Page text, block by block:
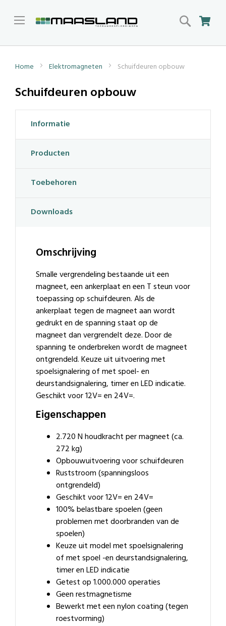
Search
Home Elektromagneten Schuifdeuren opbouw
Schuifdeuren opbouw
Informatie
Producten
Toebehoren
Downloads
Omschrijving
Smalle vergrendeling bestaande uit een
magneet, een ankerplaat en een T steun voor
toepassing op schuifdeuren. Als de
ankerplaat tegen de magneet aan wordt
gedrukt en de spanning staat op de
magneet dan vergrendelt deze. Door de
spanning te onderbreken wordt de magneet
ontgrendeld. Keuze uit uitvoering met
spoelsignalering of met spoel- en
deurstandsignalering, timer en LED indicatie.
Geschikt voor 12V= en 24V=.
Eigenschappen
2.720 N houdkracht per magneet (ca.
272 kg)
Opbouwuitvoering voor schuifdeuren
Ruststroom (spanningsloos
ontgrendeld)
Geschikt voor 12V= en 24V=
100% belastbare spoelen (geen
problemen met doorbranden van de
spoelen)
Keuze uit model met spoelsignalering
of met spoel -en deurstandsignalering,
timer en LED indicatie
Getest op 1.000.000 operaties
Geen restmagnetisme
Bewerkt met een nylon coating (tegen
roestvorming)